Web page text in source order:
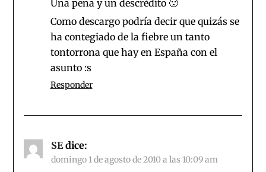
Una pena y un descrédito 🙁
Como descargo podría decir que quizás se
ha contegiado de la fiebre un tanto
tontorrona que hay en España con el
asunto :s
Responder
SE dice:
domingo 1 de agosto de 2010 a las 10:09 am